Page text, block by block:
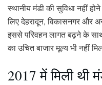
स्थानीय मंडी की सुविधा नहीं
लिए देहरादून, विकासनगर और
इससे परिवहन लागत बढ़ने के
का उचित बाजार मूल्य भी नहीं
2017 में मिली थी